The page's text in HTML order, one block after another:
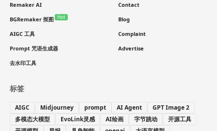
Remaker AI
BGRemaker 抠图 Hot
AIGC 工具
Prompt 咒语生成器
去水印工具
Contact
Blog
Complaint
Advertise
标签
AIGC Midjourney prompt AI Agent
GPT Image 2
多模态大模型
EvoLink灵感 AI绘画 字节跳动
开源工具